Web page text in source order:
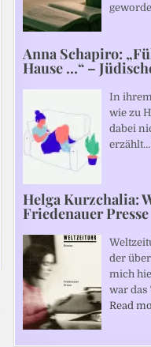
Anna Schapiro:
Hause …“ –
In
wie zu
dabei
erzählt…
Helga Kurzchalia:
Friedenauer Presse
der
mich
war das
Read